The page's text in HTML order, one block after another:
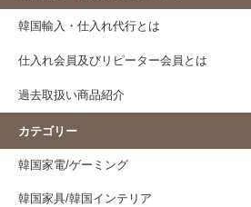
韓国輸入・仕入れ代行とは
仕入れ会員及びリピーター会員とは
過去取扱い商品紹介
カテゴリー
韓国家電/ゲーミング
韓国家具/韓国インテリア